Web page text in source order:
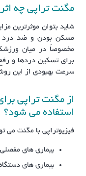
مگنت تراپی چه
شاید بتوان موثرترین
مسکن بودن و ضد درد
مخصوصاً در میان
برای تسکین دردها و
سرعت بهبودی از این
از مگنت تراپی
استفاده می شود؟
فیزیوتراپی با مگنت می
بیماری های
بیماری های